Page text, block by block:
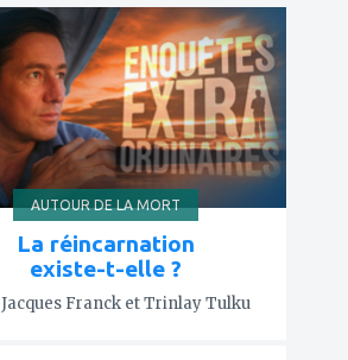
AUTOUR DE LA MORT
La réincarnation
existe-t-elle ?
Jacques Franck et Trinlay Tulku